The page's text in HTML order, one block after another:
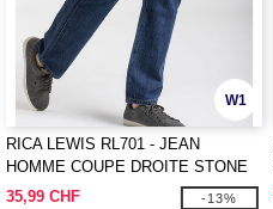
W1
RICA LEWIS RL701 - JEAN
HOMME COUPE DROITE STONE
35,99 CHF
-13%